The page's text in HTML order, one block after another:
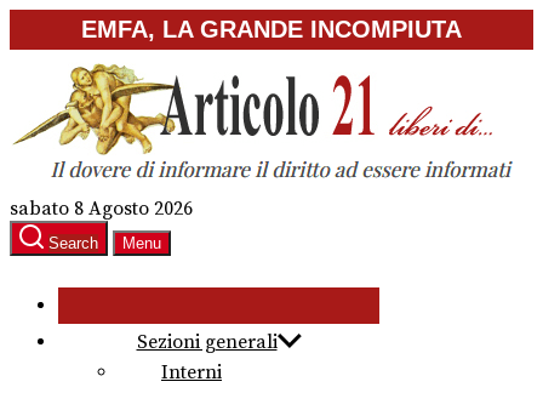
to
content
EMFA, LA GRANDE INCOMPIUTA
sabato 8 Agosto 2026
Search Menu
Sezioni generali
Interni